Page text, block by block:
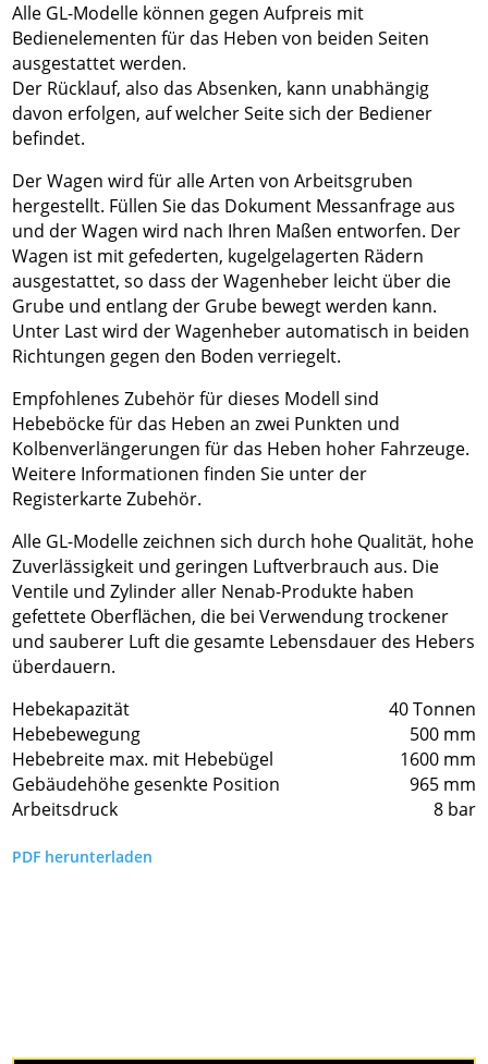
Alle GL-Modelle können gegen Aufpreis mit
Bedienelementen für das Heben von beiden Seiten
ausgestattet werden.
Der Rücklauf, also das Absenken, kann unabhängig
davon erfolgen, auf welcher Seite sich der Bediener
befindet.
Der Wagen wird für alle Arten von Arbeitsgruben
hergestellt. Füllen Sie das Dokument Messanfrage aus
und der Wagen wird nach Ihren Maßen entworfen. Der
Wagen ist mit gefederten, kugelgelagerten Rädern
ausgestattet, so dass der Wagenheber leicht über die
Grube und entlang der Grube bewegt werden kann.
Unter Last wird der Wagenheber automatisch in beiden
Richtungen gegen den Boden verriegelt.
Empfohlenes Zubehör für dieses Modell sind
Hebeböcke für das Heben an zwei Punkten und
Kolbenverlängerungen für das Heben hoher Fahrzeuge.
Weitere Informationen finden Sie unter der
Registerkarte Zubehör.
Alle GL-Modelle zeichnen sich durch hohe Qualität, hohe
Zuverlässigkeit und geringen Luftverbrauch aus. Die
Ventile und Zylinder aller Nenab-Produkte haben
gefettete Oberflächen, die bei Verwendung trockener
und sauberer Luft die gesamte Lebensdauer des Hebers
überdauern.
Hebekapazität
40 Tonnen
Hebebewegung
500 mm
Hebebreite max. mit Hebebügel
1600 mm
Gebäudehöhe gesenkte Position
965 mm
Arbeitsdruck
8 bar
PDF herunterladen